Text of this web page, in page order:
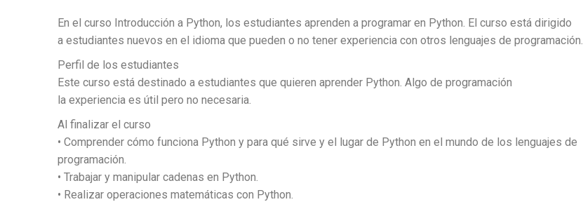
En el curso Introducción a Python, los estudiantes aprenden a programar en Python. El curso está dirigido
a estudiantes nuevos en el idioma que pueden o no tener experiencia con otros lenguajes de programación.
Perfil de los estudiantes
Este curso está destinado a estudiantes que quieren aprender Python. Algo de programación
la experiencia es útil pero no necesaria.
Al finalizar el curso
• Comprender cómo funciona Python y para qué sirve y el lugar de Python en el mundo de los lenguajes de
programación.
• Trabajar y manipular cadenas en Python.
• Realizar operaciones matemáticas con Python.